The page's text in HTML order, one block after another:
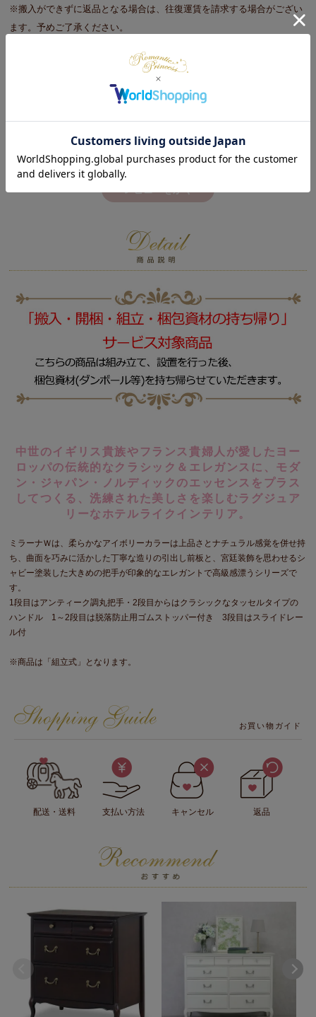
※搬入ができずに返品となる場合は、往復運賃を請求する場合がござい
ます。予めご了承ください。
初めてのレビュー募集中♡
中世のイギリス貴族やフランス貴婦人が愛したヨー
ロッパの伝統的なクラシック＆エレガンスに、モダ
ン・ジャパン・ノルディックのエッセンスをプラス
してつくる、洗練された美しさを楽しむラグジュア
リーなホテルライクインテリア。
ミラーナＷは、柔らかなアイボリーカラーは上品さとナチュラル感覚を併せ持
ち、曲面を巧みに活かした丁寧な造りの引出し前板と、宮廷装飾を思わせるシ
ャビー塗装した大きめの把手が印象的なエレガントで高級感漂うシリーズで
す。
1段目はアンティーク調丸把手・2段目からはクラシックなタッセルタイプの
ハンドル 1～2段目は脱落防止用ゴムストッパー付き 3段目はスライドレー
ル付
※商品は「組立式」となります。
お買い物ガイド
配送・送料 支払い方法 キャンセル 返品